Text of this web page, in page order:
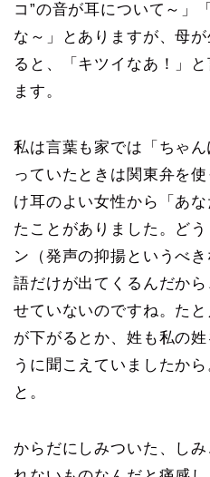
コ”の音が耳について～」
な～」とありますが、母
ると、「キツイなあ！」
ます。
私は言葉も家では「ちゃ
っていたときは関東弁を
け耳のよい女性から「あ
たことがありました。ど
ン（発声の抑揚というべ
語だけが出てくるんだか
せていないのですね。た
が下がるとか、姓も私の
うに聞こえていましたか
と。
からだにしみついた、し